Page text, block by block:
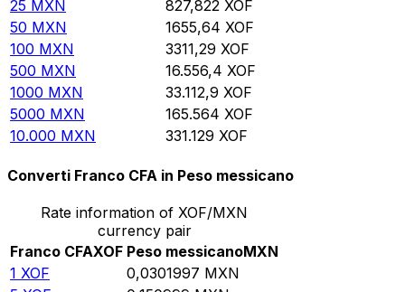
25 MXN 827,822 XOF
50 MXN 1655,64 XOF
100 MXN 3311,29 XOF
500 MXN 16.556,4 XOF
1000 MXN 33.112,9 XOF
5000 MXN 165.564 XOF
10.000 MXN 331.129 XOF
Converti Franco CFA in Peso messicano
Rate information of XOF/MXN
currency pair
Franco CFAXOF Peso messicanoMXN
1 XOF 0,0301997 MXN